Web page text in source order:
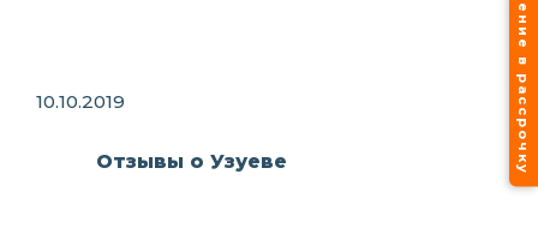
10.10.2019
Отзывы о Узуеве Лечение в рассрочку